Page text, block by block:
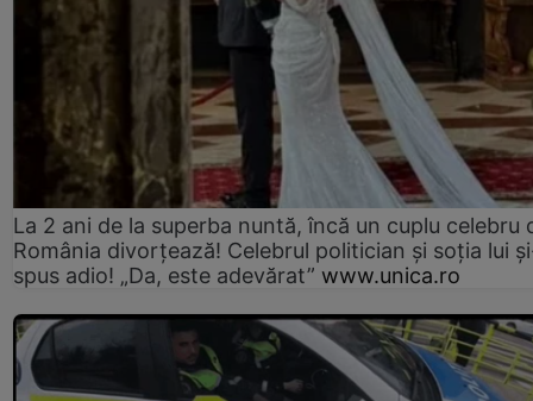
La 2 ani de la superba nuntă, încă un cuplu celebru
România divorțează! Celebrul politician și soția lui
spus adio! „Da, este adevărat” www.unica.ro